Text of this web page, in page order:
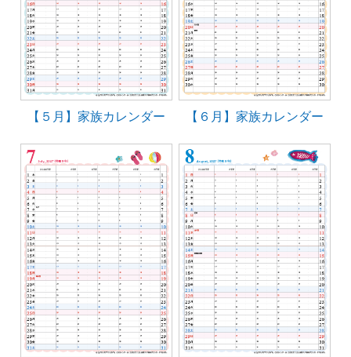
【５月】家族カレンダー 【６月】家族カレンダー